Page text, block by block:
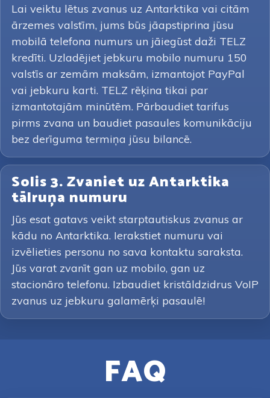
Lai veiktu lētus zvanus uz Antarktika vai citām
ārzemes valstīm, jums būs jāapstiprina jūsu
mobilā telefona numurs un jāiegūst daži TELZ
kredīti. Uzladējiet jebkuru mobilo numuru 150
valstīs ar zemām maksām, izmantojot PayPal
vai jebkuru karti. TELZ rēķina tikai par
izmantotajām minūtēm. Pārbaudiet tarifus
pirms zvana un baudiet pasaules komunikāciju
bez derīguma termiņa jūsu bilancē.
Solis 3. Zvaniet uz Antarktika
tālruņa numuru
Jūs esat gatavs veikt starptautiskus zvanus ar
kādu no Antarktika. Ierakstiet numuru vai
izvēlieties personu no sava kontaktu saraksta.
Jūs varat zvanīt gan uz mobilo, gan uz
stacionāro telefonu. Izbaudiet kristāldzidrus VoIP
zvanus uz jebkuru galamērķi pasaulē!
FAQ